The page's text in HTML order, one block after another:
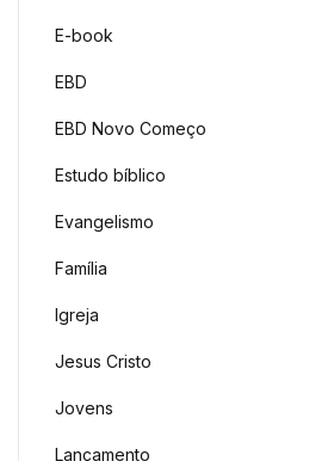
E-book
EBD
EBD Novo Começo
Estudo bíblico
Evangelismo
Família
Igreja
Jesus Cristo
Jovens
Lançamento